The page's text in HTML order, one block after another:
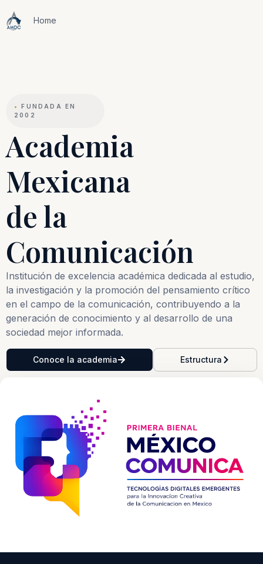
Home
•
FUNDADA EN
2002
Academia
Mexicana
de la
Comunicación
Institución de excelencia académica dedicada al estudio,
la investigación y la promoción del pensamiento crítico
en el campo de la comunicación, contribuyendo a la
generación de conocimiento y al desarrollo de una
sociedad mejor informada.
Conoce la academia Estructura